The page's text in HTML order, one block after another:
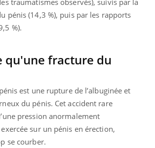
traumatismes observés), suivis par la
pénis (14,3 %), puis par les rapports
%).
qu'une fracture du
est une rupture de l’albuginée et
du pénis. Cet accident rare
pression anormalement
sur un pénis en érection,
se courber.